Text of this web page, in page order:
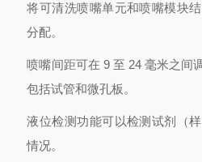
将可清洗喷嘴单元和喷嘴模块
分配。
喷嘴间距可在 9 至 24 毫米之间
包括试管和微孔板。
液位检测功能可以检测试剂（
情况。